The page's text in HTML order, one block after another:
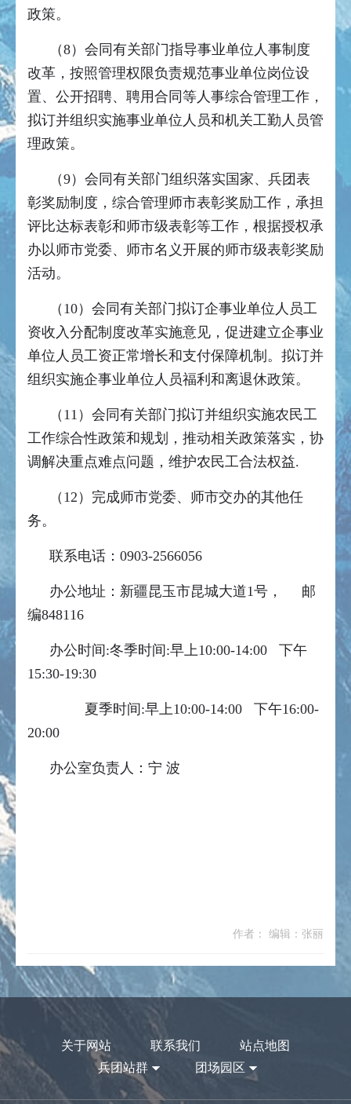
政策。
（8）会同有关部门指导事业单位人事制度
改革，按照管理权限负责规范事业单位岗位设
置、公开招聘、聘用合同等人事综合管理工作，
拟订并组织实施事业单位人员和机关工勤人员管
理政策。
（9）会同有关部门组织落实国家、兵团表
彰奖励制度，综合管理师市表彰奖励工作，承担
评比达标表彰和师市级表彰等工作，根据授权承
办以师市党委、师市名义开展的师市级表彰奖励
活动。
（10）会同有关部门拟订企事业单位人员工
资收入分配制度改革实施意见，促进建立企事业
单位人员工资正常增长和支付保障机制。拟订并
组织实施企事业单位人员福利和离退休政策。
（11）会同有关部门拟订并组织实施农民工
工作综合性政策和规划，推动相关政策落实，协
调解决重点难点问题，维护农民工合法权益.
（12）完成师市党委、师市交办的其他任
务。
联系电话：0903-2566056
办公地址：新疆昆玉市昆城大道1号， 邮
编848116
办公时间:冬季时间:早上10:00-14:00 下午
15:30-19:30
夏季时间:早上10:00-14:00 下午16:00-
20:00
办公室负责人：宁 波
作者： 编辑：张丽
关于网站 联系我们
站点地图
兵团站群
团场园区